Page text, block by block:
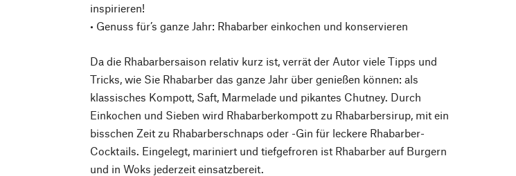
inspirieren!
• Genuss für’s ganze Jahr: Rhabarber einkochen und konservieren
Da die Rhabarbersaison relativ kurz ist, verrät der Autor viele Tipps und
Tricks, wie Sie Rhabarber das ganze Jahr über genießen können: als
klassisches Kompott, Saft, Marmelade und pikantes Chutney. Durch
Einkochen und Sieben wird Rhabarberkompott zu Rhabarbersirup, mit ein
bisschen Zeit zu Rhabarberschnaps oder -Gin für leckere Rhabarber-
Cocktails. Eingelegt, mariniert und tiefgefroren ist Rhabarber auf Burgern
und in Woks jederzeit einsatzbereit.